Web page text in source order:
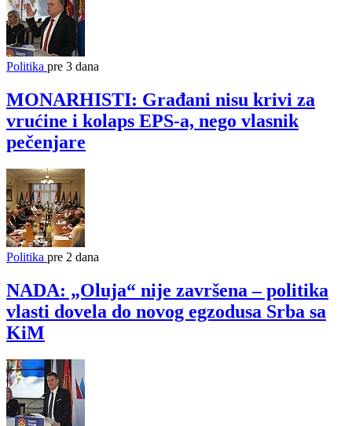
Politika pre 3 dana
MONARHISTI: Građani nisu krivi za
vrućine i kolaps EPS-a, nego vlasnik
pečenjare
Politika pre 2 dana
NADA: „Oluja“ nije završena – politika
vlasti dovela do novog egzodusa Srba sa
KiM